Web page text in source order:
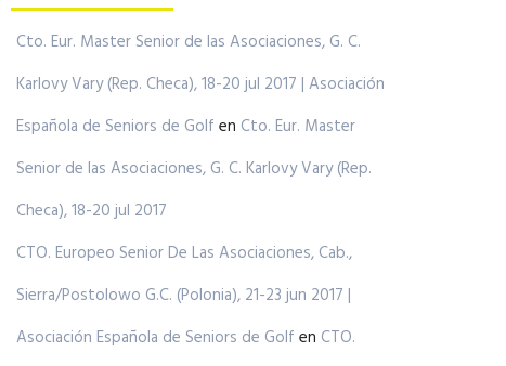
Cto. Eur. Master Senior de las Asociaciones, G. C.
Karlovy Vary (Rep. Checa), 18-20 jul 2017 | Asociación
Española de Seniors de Golf en Cto. Eur. Master
Senior de las Asociaciones, G. C. Karlovy Vary (Rep.
Checa), 18-20 jul 2017
CTO. Europeo Senior De Las Asociaciones, Cab.,
Sierra/Postolowo G.C. (Polonia), 21-23 jun 2017 |
Asociación Española de Seniors de Golf en CTO.